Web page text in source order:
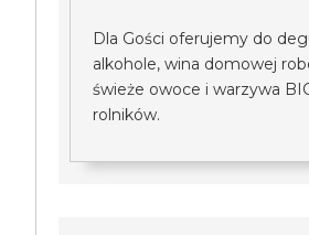
Dla Gości oferujemy do
alkohole, wina domowej
świeże owoce i warzywa
rolników.